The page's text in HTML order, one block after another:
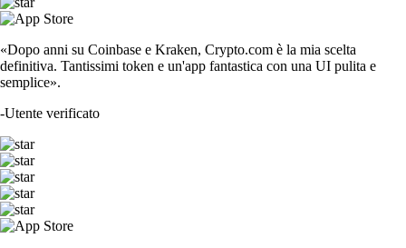
«Dopo anni su Coinbase e Kraken, Crypto.com è la mia scelta
definitiva. Tantissimi token e un'app fantastica con una UI pulita e
semplice».
-Utente verificato